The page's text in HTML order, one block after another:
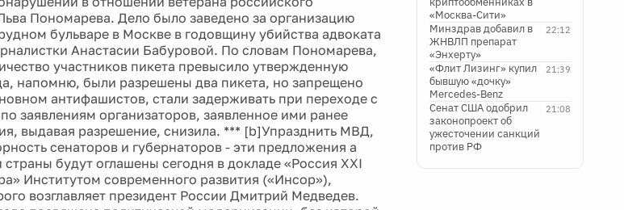
Пономарева. Дело было заведено за организацию
бульваре в Москве в годовщину убийства адвоката
Анастасии Бабуровой. По словам Пономарева,
участников пикета превысило утвержденную
напомню, были разрешены два пикета, но запрещено
антифашистов, стали задерживать при переходе с
заявлениям организаторов, заявленное ими ранее
выдавая разрешение, снизила. *** [b]Упразднить МВД,
сенаторов и губернаторов - эти предложения а
будут оглашены сегодня в докладе «Россия XXI
Институтом современного развития («Инсор»),
возглавляет президент России Дмитрий Медведев.
«Москва-Сити»
22:12
Минздрав добавил в
ЖНВЛП препарат
«Энхерту»
21:39
«Флит Лизинг» купил
бывшую «дочку»
Mercedes-Benz
21:08
Сенат США одобрил
законопроект об
ужесточении санкций
против РФ